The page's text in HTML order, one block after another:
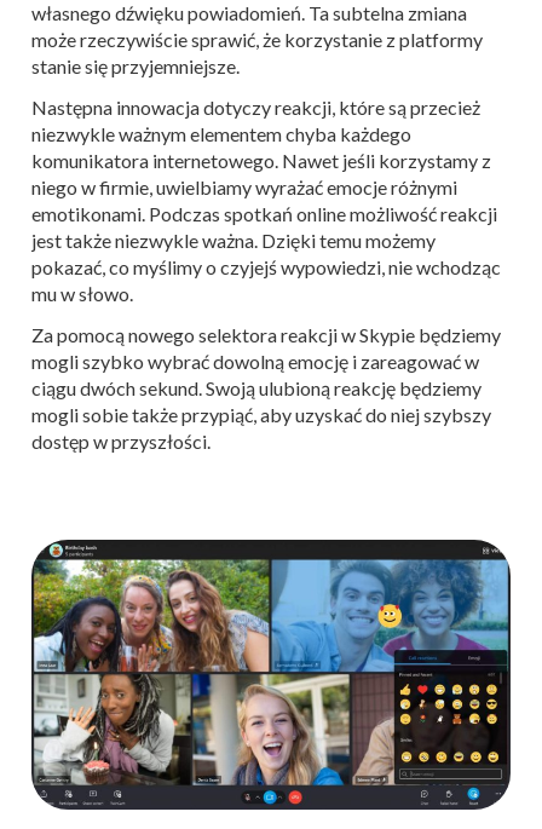
własnego dźwięku powiadomień. Ta subtelna zmiana
może rzeczywiście sprawić, że korzystanie z platformy
stanie się przyjemniejsze.
Następna innowacja dotyczy reakcji, które są przecież
niezwykle ważnym elementem chyba każdego
komunikatora internetowego. Nawet jeśli korzystamy z
niego w firmie, uwielbiamy wyrażać emocje różnymi
emotikonami. Podczas spotkań online możliwość reakcji
jest także niezwykle ważna. Dzięki temu możemy
pokazać, co myślimy o czyjejś wypowiedzi, nie wchodząc
mu w słowo.
Za pomocą nowego selektora reakcji w Skypie będziemy
mogli szybko wybrać dowolną emocję i zareagować w
ciągu dwóch sekund. Swoją ulubioną reakcję będziemy
mogli sobie także przypiąć, aby uzyskać do niej szybszy
dostęp w przyszłości.